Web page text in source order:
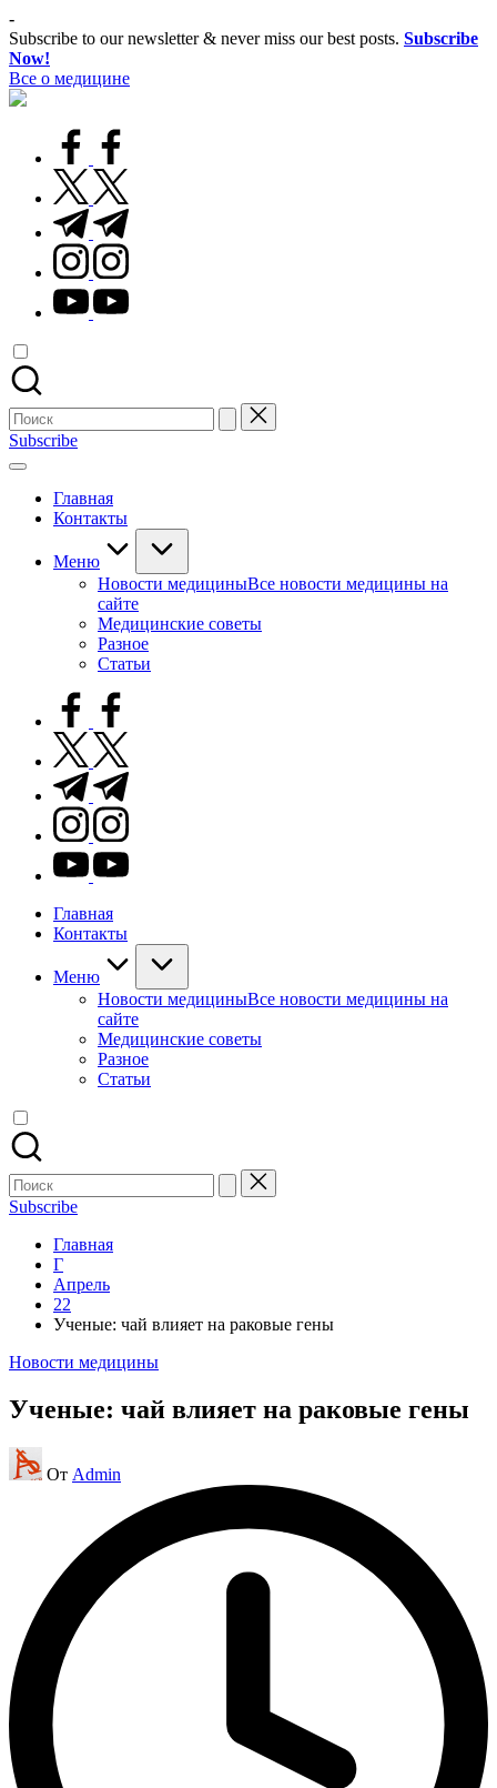
Перейти
к
содержимому
-
Subscribe to our newsletter & never miss our best posts. Subscribe
Now!
Все о медицине
Лечитесь
facebook.com
twitter.com
t.me
instagram.com
youtube.com
Поиск
для:
Subscribe
Главная
Контакты
Меню
Новости медициныВсе новости медицины на
сайте
Медицинские советы
Разное
Статьи
facebook.com
twitter.com
t.me
instagram.com
youtube.com
Главная
Контакты
Меню
Новости медициныВсе новости медицины на
сайте
Медицинские советы
Разное
Статьи
Поиск
для:
Subscribe
Главная
Г
Апрель
22
Ученые: чай влияет на раковые гены
Опубликовано
Новости медицины
Ученые: чай влияет на раковые гены
Запись
от
От Admin